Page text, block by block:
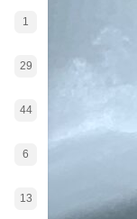
1
29
44
6
13